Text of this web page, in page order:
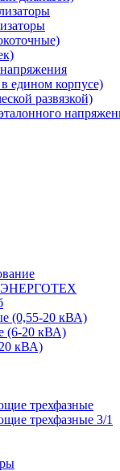
едином корпусе)
развязкой)
ЭНЕРГОТЕХ
(0,55-20 кВА)
(6-20 кВА)
кВА)
трехфазные
трехфазные 3/1